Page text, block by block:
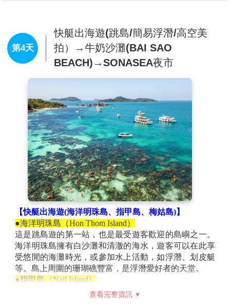
態地重現了天才畫家與貴婦的浪漫愛情故事。
(貼心提醒：由於免費觀賞，觀賞人數眾多，請提早30分
鐘前往愛情湖廣場中心，有利觀賞位子)
蟲，避免胡椒樹遭蟲害。【非購物站行程】
【護國寺】越南主要宗教信仰為佛教。護國寺位於富國
島的東南方，這個位置被認為是非常顯著且獨特，依山
傍水，風水極佳，每一位到富國島的旅客都會到此來誠
心禮佛，欣賞護國寺居高臨下的海岸美景。
大自然的珍貴禮物的旅程。 Sunset Sanato Phu Quoc 面朝
大海，被譽為珍珠島上觀賞日落最美的地方。 Sunset
Sanato的建築分為兩個相對的區域：一側是由建築師
Nikita Marshunok巧妙對稱設計的具有自由奔放精神的
Beach Club娛樂空間，另一側是帶有竹子建築的傳統氣
息的Resort & Villas和木頭。
【陽東夜市】富國島最大夜市又稱「富國夜市」，這裡
有最好吃的越南三明治、椰子冰、新鮮胡椒粒好逛好吃
又好買，是來到富國島夜間行程必去景點，如果想要吃
海鮮這裡也超多可以選，龍蝦、海膽、貝類…各式生猛
海鮮應有盡有，也有各式水果、土產、飾品可以買。
送椰子炒冰一份)
第4天
快艇出海遊(跳島/簡易浮潛/高空美
拍）→牛奶沙灘(BAI SAO
BEACH)→SONASEA夜市
【快艇出海遊(海洋明珠島、指甲島、梅姑島)】
●海洋明珠島（Hon Thom Island）
這是跳島遊的第一站，也是最受遊客歡迎的島嶼之一。
海洋明珠島擁有白沙灘和清澈的海水，遊客可以在此享
受悠閒的海灘時光，或參加水上活動，如浮潛、划皮艇
等。島上周圍的珊瑚礁豐富，是浮潛愛好者的天堂。
●指甲島（Nail Island）
指甲島是一個相對較小而隱秘的島嶼，以其獨特的形狀
查看完整資訊